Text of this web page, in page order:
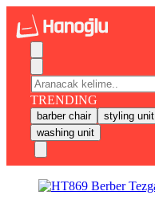
TRENDING
barber chair styling unit
washing unit